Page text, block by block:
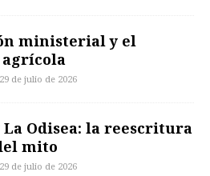
ministerial y el
de julio de 2026
La Odisea: la reescritura
mito
de julio de 2026